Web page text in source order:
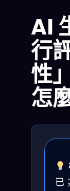
AI
行
性
怎
已